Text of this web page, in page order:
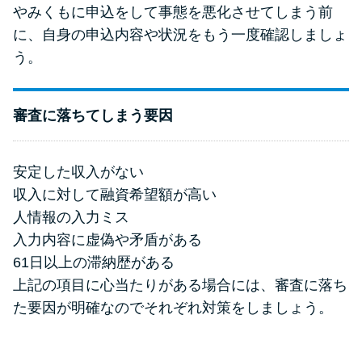
やみくもに申込をして事態を悪化させてしまう前
に、自身の申込内容や状況をもう一度確認しましょ
う。
審査に落ちてしまう要因
安定した収入がない
収入に対して融資希望額が高い
人情報の入力ミス
入力内容に虚偽や矛盾がある
61日以上の滞納歴がある
上記の項目に心当たりがある場合には、審査に落ち
た要因が明確なのでそれぞれ対策をしましょう。